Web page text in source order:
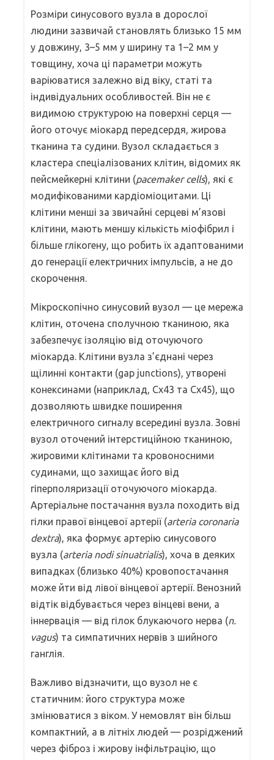
Розміри синусового вузла в дорослої
людини зазвичай становлять близько 15 мм
у довжину, 3–5 мм у ширину та 1–2 мм у
товщину, хоча ці параметри можуть
варіюватися залежно від віку, статі та
індивідуальних особливостей. Він не є
видимою структурою на поверхні серця —
його оточує міокард передсердя, жирова
тканина та судини. Вузол складається з
кластера спеціалізованих клітин, відомих як
пейсмейкерні клітини (pacemaker cells), які є
модифікованими кардіоміоцитами. Ці
клітини менші за звичайні серцеві м’язові
клітини, мають меншу кількість міофібрил і
більше глікогену, що робить їх адаптованими
до генерації електричних імпульсів, а не до
скорочення.
Мікроскопічно синусовий вузол — це мережа
клітин, оточена сполучною тканиною, яка
забезпечує ізоляцію від оточуючого
міокарда. Клітини вузла з’єднані через
щілинні контакти (gap junctions), утворені
конексинами (наприклад, Cx43 та Cx45), що
дозволяють швидке поширення
електричного сигналу всередині вузла. Зовні
вузол оточений інтерстиційною тканиною,
жировими клітинами та кровоносними
судинами, що захищає його від
гіперполяризації оточуючого міокарда.
Артеріальне постачання вузла походить від
гілки правої вінцевої артерії (arteria coronaria
dextra), яка формує артерію синусового
вузла (arteria nodi sinuatrialis), хоча в деяких
випадках (близько 40%) кровопостачання
може йти від лівої вінцевої артерії. Венозний
відтік відбувається через вінцеві вени, а
іннервація — від гілок блукаючого нерва (n.
vagus) та симпатичних нервів з шийного
ганглія.
Важливо відзначити, що вузол не є
статичним: його структура може
змінюватися з віком. У немовлят він більш
компактний, а в літніх людей — розріджений
через фіброз і жирову інфільтрацію, що